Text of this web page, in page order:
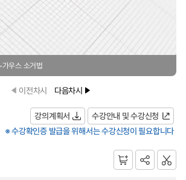
우스 소거법
이전차시 다음차시
강의계획서
수강안내 및 수강신청
※ 수강확인증 발급을 위해서는 수강신청이 필요합니다